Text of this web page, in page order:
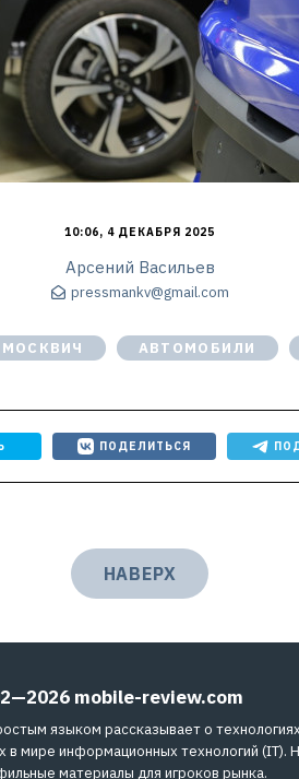
10:06, 4 ДЕКАБРЯ 2025
Арсений Васильев
pressmankv@gmail.com
МОСКВИЧ АВТОМОБИЛИ
ПОДЕЛИТЬСЯ
НАВЕРХ
mobile-review.com
языком рассказывает о
в мире информационных технологий (IT).
материалы для игроков рынка.